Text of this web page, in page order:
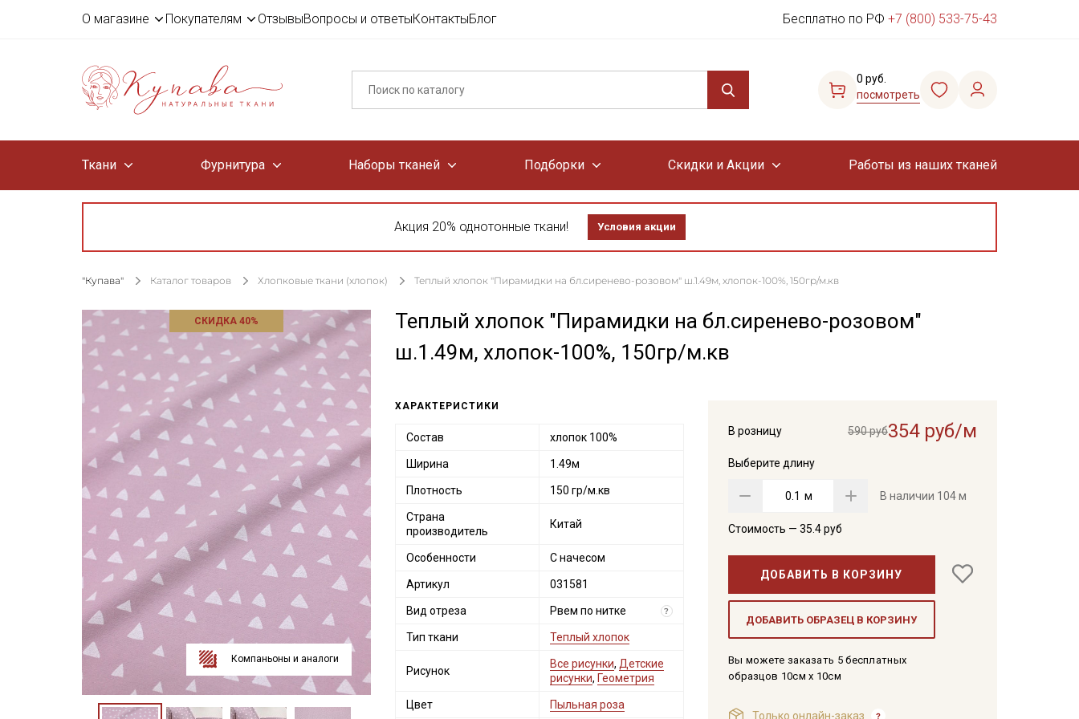
О магазине Покупателям ОтзывыВопросы и ответыКонтактыБлог Бесплатно по РФ +7 (800) 533-75-43
0 руб.
посмотреть
Ткани Фурнитура Наборы тканей Подборки Скидки и Акции Работы из наших тканей
Акция 20% однотонные ткани! Условия акции
"Купава" Каталог товаров Хлопковые ткани (хлопок) Теплый хлопок "Пирамидки на бл.сиренево-розовом" ш.1.49м, хлопок-100%, 150гр/м.кв
СКИДКА 40%
Компаньоны и аналоги
Теплый хлопок "Пирамидки на бл.сиренево-розовом"
ш.1.49м, хлопок-100%, 150гр/м.кв
В розницу 590 руб354 руб/м
Выберите длину
м В наличии 104 м
Стоимость — 35.4руб
ДОБАВИТЬ В КОРЗИНУ
ДОБАВИТЬ ОБРАЗЕЦ В КОРЗИНУ
Вы можете заказать 5 бесплатных
образцов 10см x 10см
Только онлайн-заказ
ХАРАКТЕРИСТИКИ
Состав хлопок 100%
Ширина 1.49м
Плотность 150 гр/м.кв
Страна
производитель
Китай
Особенности С начесом
Артикул 031581
Вид отреза Рвем по нитке ?
Тип ткани Теплый хлопок
Рисунок
Все рисунки, Детские
рисунки, Геометрия
Цвет Пыльная роза